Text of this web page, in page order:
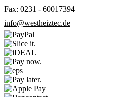
Fax: 0231 - 60017394
info@westheiztec.de